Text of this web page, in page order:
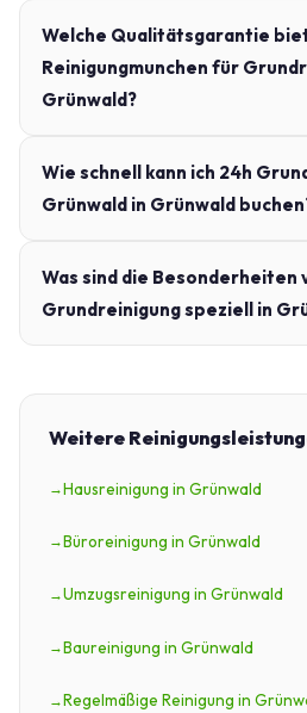
Welche Qualitätsgarantie
Reinigungmunchen für
Grünwald?
Wie schnell kann ich 24h
Grünwald in Grünwald
Was sind die Besonderheiten
Grundreinigung speziell in
Weitere
Hausreinigung in Grünwald
Büroreinigung in Grünwald
Umzugsreinigung in Grünwald
Baureinigung in Grünwald
Regelmäßige Reinigung in